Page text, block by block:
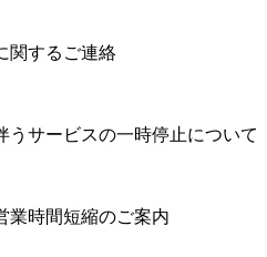
関するご連絡
うサービスの一時停止について
時間短縮のご案内